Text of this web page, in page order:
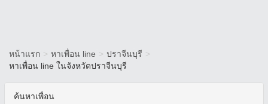
หน้าแรก > หาเพื่อน line > ปราจีนบุรี >
หาเพื่อน line ในจังหวัดปราจีนบุรี
ค้นหาเพื่อน